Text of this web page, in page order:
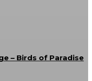
– Birds of Paradise